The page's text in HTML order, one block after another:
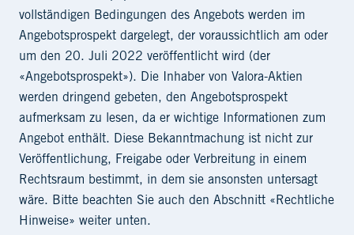
vollständigen Bedingungen des Angebots werden im
Angebotsprospekt dargelegt, der voraussichtlich am oder
um den 20. Juli 2022 veröffentlicht wird (der
«Angebotsprospekt»). Die Inhaber von Valora-Aktien
werden dringend gebeten, den Angebotsprospekt
aufmerksam zu lesen, da er wichtige Informationen zum
Angebot enthält. Diese Bekanntmachung ist nicht zur
Veröffentlichung, Freigabe oder Verbreitung in einem
Rechtsraum bestimmt, in dem sie ansonsten untersagt
wäre. Bitte beachten Sie auch den Abschnitt «Rechtliche
Hinweise» weiter unten.